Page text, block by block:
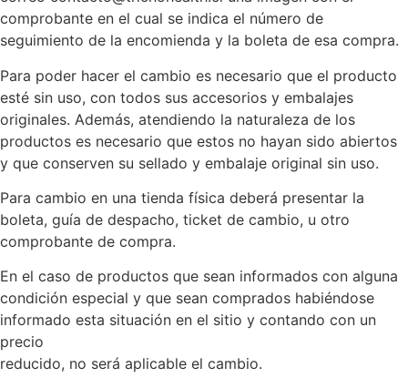
comprobante en el cual se indica el número de
seguimiento de la encomienda y la boleta de esa compra.
Para poder hacer el cambio es necesario que el producto
esté sin uso, con todos sus accesorios y embalajes
originales. Además, atendiendo la naturaleza de los
productos es necesario que estos no hayan sido abiertos
y que conserven su sellado y embalaje original sin uso.
Para cambio en una tienda física deberá presentar la
boleta, guía de despacho, ticket de cambio, u otro
comprobante de compra.
En el caso de productos que sean informados con alguna
condición especial y que sean comprados habiéndose
informado esta situación en el sitio y contando con un
precio
reducido, no será aplicable el cambio.